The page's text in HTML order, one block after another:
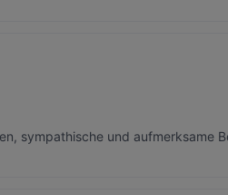
sympathische und aufmerksame